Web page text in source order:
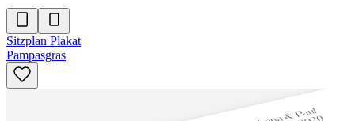
Sitzplan Plakat
Pampasgras